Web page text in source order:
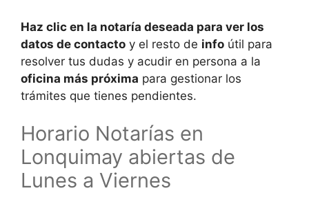
Haz clic en la notaría deseada para ver los
datos de contacto y el resto de info útil para
resolver tus dudas y acudir en persona a la
oficina más próxima para gestionar los
trámites que tienes pendientes.
Horario Notarías en
Lonquimay abiertas de
Lunes a Viernes